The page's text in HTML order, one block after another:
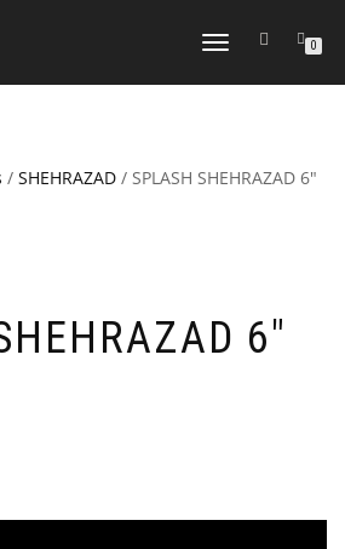
NAVIGAZIONE
0
/ SHEHRAZAD/ SPLASH SHEHRAZAD 6″
6″